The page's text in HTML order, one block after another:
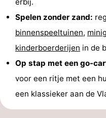
Spelen zonder zand:
binnenspeeltuinen,
kinderboerderijen in de
Op stap met een go-
voor een ritje met een
een klassieker aan de